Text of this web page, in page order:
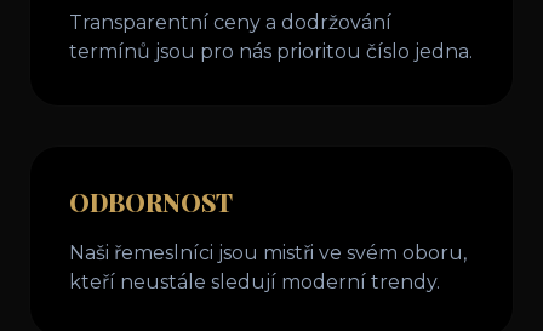
Transparentní ceny a dodržování
termínů jsou pro nás prioritou číslo jedna.
ODBORNOST
Naši řemeslníci jsou mistři ve svém oboru,
kteří neustále sledují moderní trendy.